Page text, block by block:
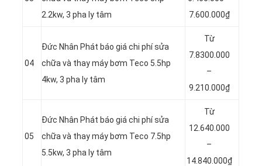
2.2kw, 3 pha ly tâm
7.600.000₫
04
Đức Nhân Phát báo giá chi phí sửa
chữa và thay máy bơm Teco 5.5hp
4kw, 3 pha ly tâm
Từ
7.8300.000
–
9.210.000₫
05
Đức Nhân Phát báo giá chi phí sửa
chữa và thay máy bơm Teco 7.5hp
5.5kw, 3 pha ly tâm
Từ
12.640.000
–
14.840.000₫